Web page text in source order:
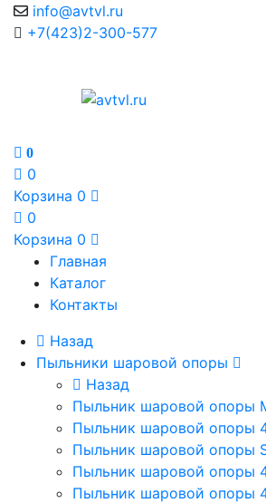
info@avtvl.ru
+7(423)2-300-577
0
0
Корзина 0
0
Корзина 0
Главная
Каталог
Контакты
Назад
Пыльники шаровой опоры
Назад
Пыльник шаровой опоры
Пыльник шаровой опоры
Пыльник шаровой опоры
Пыльник шаровой опоры
Пыльник шаровой опоры